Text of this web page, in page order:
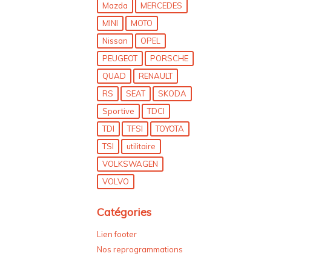
Mazda
MERCEDES
MINI
MOTO
Nissan
OPEL
PEUGEOT
PORSCHE
QUAD
RENAULT
RS
SEAT
SKODA
Sportive
TDCI
TDI
TFSI
TOYOTA
TSI
utilitaire
VOLKSWAGEN
VOLVO
Catégories
Lien footer
Nos reprogrammations